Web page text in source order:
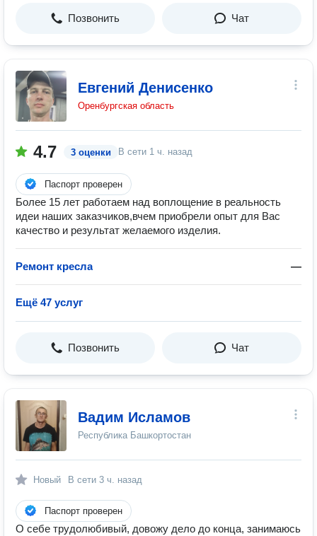
Позвонить Чат
Евгений Денисенко
Оренбургская область
4.7 3 оценки В сети 1 ч. назад
Паспорт проверен
Более 15 лет работаем над воплощение в реальность
идеи наших заказчиков,вчем приобрели опыт для Вас
качество и результат желаемого изделия.
Ремонт кресла —
Ещё 47 услуг
Позвонить Чат
Вадим Исламов
Республика Башкортостан
Новый В сети 3 ч. назад
Паспорт проверен
О себе трудолюбивый, довожу дело до конца, занимаюсь